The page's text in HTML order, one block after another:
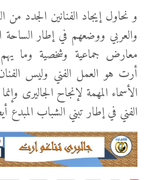
و نحاول إيجاد الفنانين الجدد
والعربي ووضعهم في إطار
معارض جماعية وشخصية وما
أرت هو العمل الفني وليس
الأسماء المهمة لإنجاح الجاليرى
الفني في إطار تبني الشباب المبدع